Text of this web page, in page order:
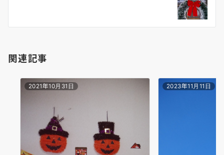
ン
関連記事
2021年10月31日 2023年11月11日